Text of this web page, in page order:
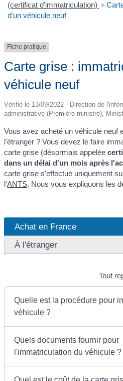
(certificat d'immatriculation) >
d'un véhicule neuf
Fiche pratique
Carte grise :
véhicule neuf
Vérifié le 13/09/2022 - Direction de
administrative (Première ministre),
Vous avez acheté un véhicule neuf
l'étranger ? Vous devez le faire
carte grise (désormais appelée
dans un délai d'un mois après
carte grise s'effectue uniquement
l'ANTS. Nous vous expliquons les
Achat en France
À l'étranger
Tout
Quelle est la procédure pour
véhicule ?
Quels documents fournir pour
l'immatriculation du véhicule ?